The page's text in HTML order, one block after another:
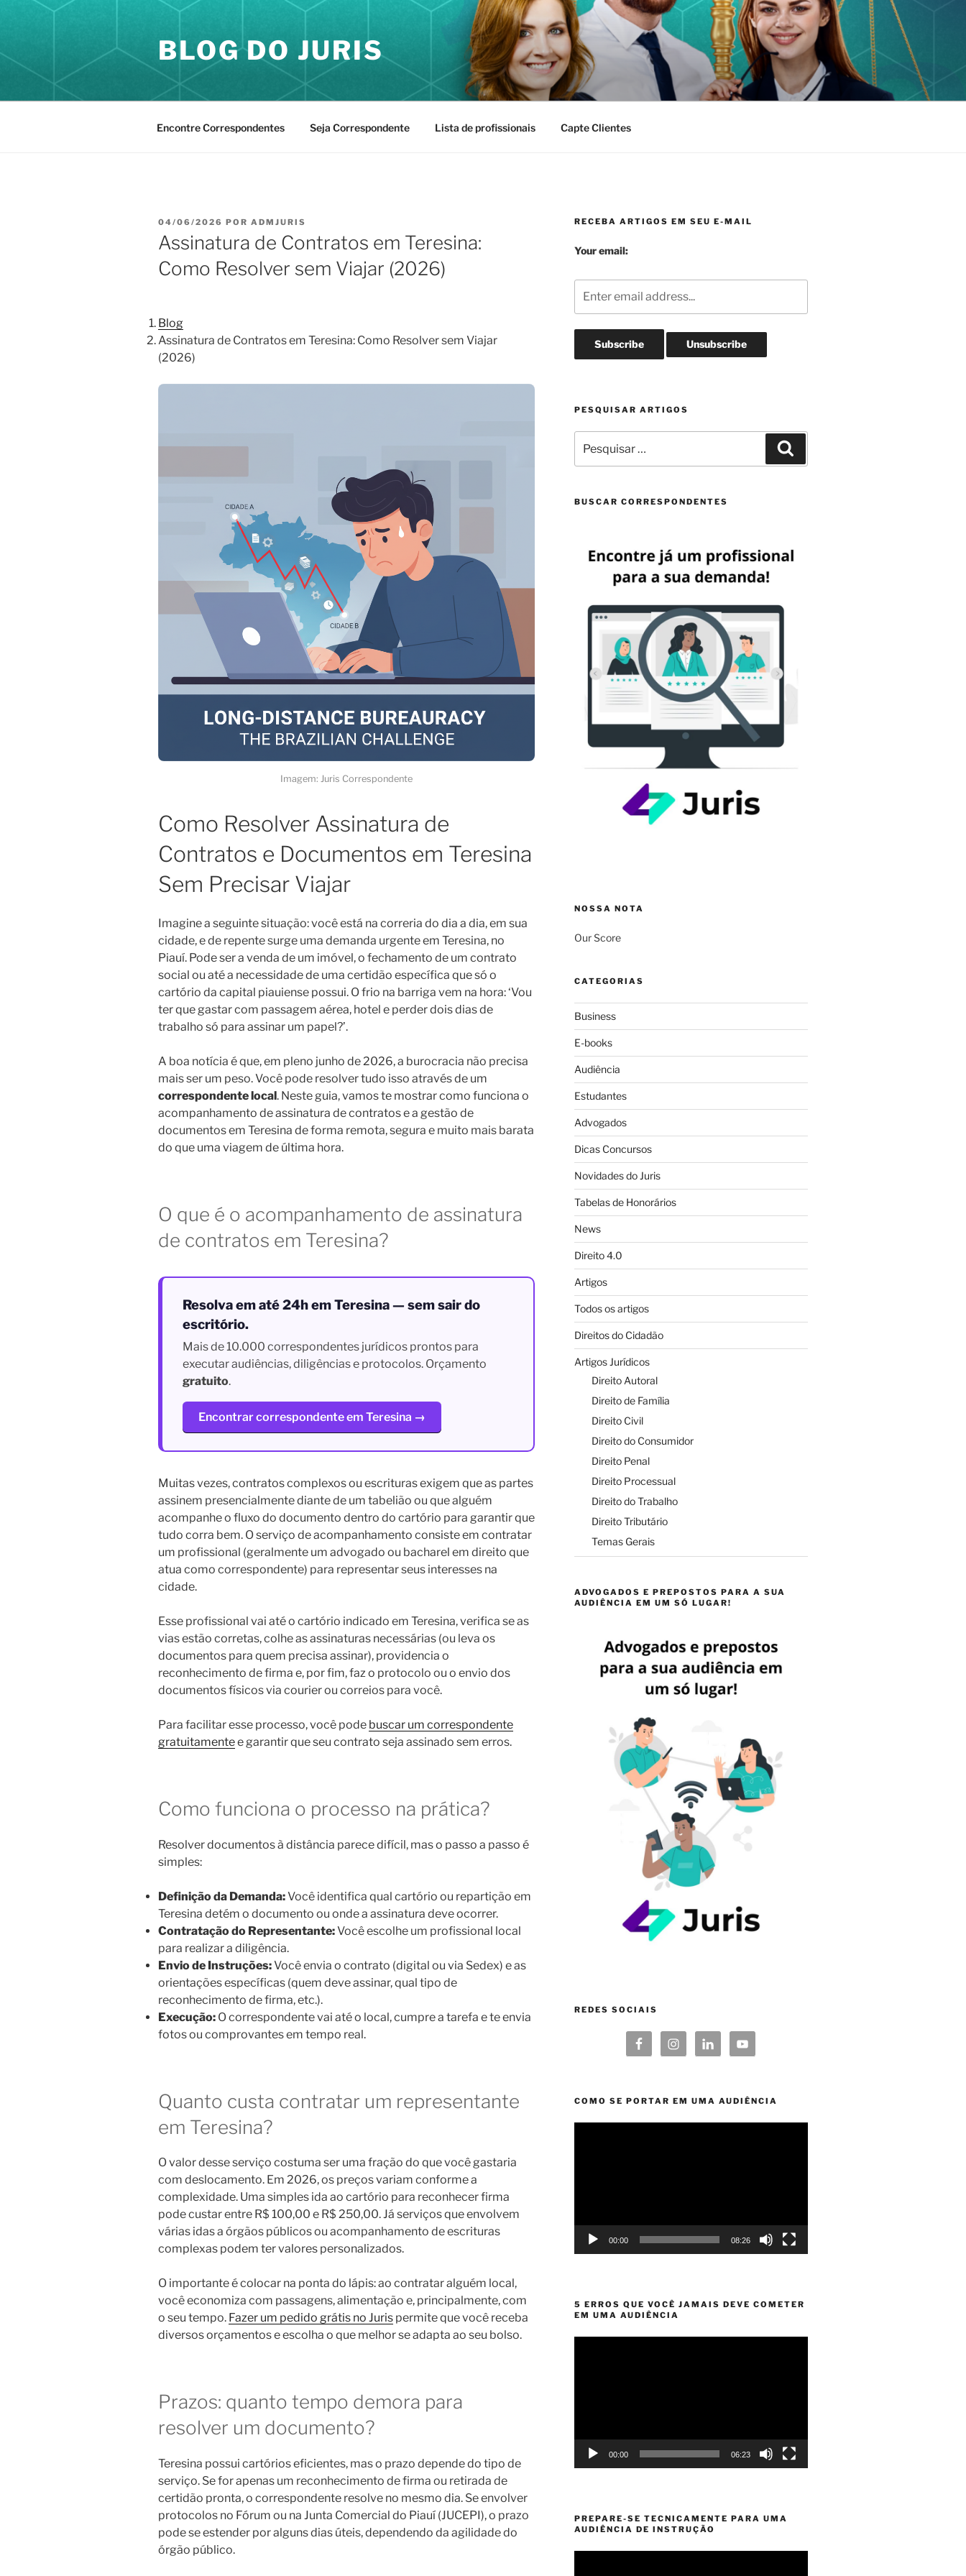
conteúdo
BLOG DO JURIS
Encontre Correspondentes Seja Correspondente Lista de profissionais Capte Clientes
PUBLICADO
EM
04/06/2026 POR ADMJURIS
Assinatura de Contratos em Teresina:
Como Resolver sem Viajar (2026)
Blog
Assinatura de Contratos em Teresina: Como Resolver sem Viajar
(2026)
Imagem: Juris Correspondente
Como Resolver Assinatura de
Contratos e Documentos em Teresina
Sem Precisar Viajar
Imagine a seguinte situação: você está na correria do dia a dia, em sua
cidade, e de repente surge uma demanda urgente em Teresina, no
Piauí. Pode ser a venda de um imóvel, o fechamento de um contrato
social ou até a necessidade de uma certidão específica que só o
cartório da capital piauiense possui. O frio na barriga vem na hora: ‘Vou
ter que gastar com passagem aérea, hotel e perder dois dias de
trabalho só para assinar um papel?’.
A boa notícia é que, em pleno junho de 2026, a burocracia não precisa
mais ser um peso. Você pode resolver tudo isso através de um
correspondente local. Neste guia, vamos te mostrar como funciona o
acompanhamento de assinatura de contratos e a gestão de
documentos em Teresina de forma remota, segura e muito mais barata
do que uma viagem de última hora.
O que é o acompanhamento de assinatura
de contratos em Teresina?
Resolva em até 24h em Teresina — sem sair do
escritório.
Mais de 10.000 correspondentes jurídicos prontos para
executar audiências, diligências e protocolos. Orçamento
gratuito.
Encontrar correspondente em Teresina →
Muitas vezes, contratos complexos ou escrituras exigem que as partes
assinem presencialmente diante de um tabelião ou que alguém
acompanhe o fluxo do documento dentro do cartório para garantir que
tudo corra bem. O serviço de acompanhamento consiste em contratar
um profissional (geralmente um advogado ou bacharel em direito que
atua como correspondente) para representar seus interesses na
cidade.
Esse profissional vai até o cartório indicado em Teresina, verifica se as
vias estão corretas, colhe as assinaturas necessárias (ou leva os
documentos para quem precisa assinar), providencia o
reconhecimento de firma e, por fim, faz o protocolo ou o envio dos
documentos físicos via courier ou correios para você.
Para facilitar esse processo, você pode buscar um correspondente
gratuitamentee garantir que seu contrato seja assinado sem erros.
Como funciona o processo na prática?
Resolver documentos à distância parece difícil, mas o passo a passo é
simples:
Definição da Demanda:Você identifica qual cartório ou repartição em
Teresina detém o documento ou onde a assinatura deve ocorrer.
Contratação do Representante:Você escolhe um profissional local
para realizar a diligência.
Envio de Instruções:Você envia o contrato (digital ou via Sedex) e as
orientações específicas (quem deve assinar, qual tipo de
reconhecimento de firma, etc.).
Execução: O correspondente vai até o local, cumpre a tarefa e te envia
fotos ou comprovantes em tempo real.
Quanto custa contratar um representante
em Teresina?
O valor desse serviço costuma ser uma fração do que você gastaria
com deslocamento. Em 2026, os preços variam conforme a
complexidade. Uma simples ida ao cartório para reconhecer firma
pode custar entre R$ 100,00 e R$ 250,00. Já serviços que envolvem
várias idas a órgãos públicos ou acompanhamento de escrituras
complexas podem ter valores personalizados.
O importante é colocar na ponta do lápis: ao contratar alguém local,
você economiza com passagens, alimentação e, principalmente, com
o seu tempo. Fazer um pedido grátis no Juris permite que você receba
diversos orçamentos e escolha o que melhor se adapta ao seu bolso.
Prazos: quanto tempo demora para
resolver um documento?
Teresina possui cartórios eficientes, mas o prazo depende do tipo de
serviço. Se for apenas um reconhecimento de firma ou retirada de
certidão pronta, o correspondente resolve no mesmo dia. Se envolver
protocolos no Fórum ou na Junta Comercial do Piauí (JUCEPI), o prazo
pode se estender por alguns dias úteis, dependendo da agilidade do
órgão público.
RECEBA ARTIGOS EM SEU E-MAIL
Your email:
PESQUISAR ARTIGOS
por:
BUSCAR CORRESPONDENTES
NOSSA NOTA
Our Score
CATEGORIAS
Business
E-books
Audiência
Estudantes
Advogados
Dicas Concursos
Novidades do Juris
Tabelas de Honorários
News
Direito 4.0
Artigos
Todos os artigos
Direitos do Cidadão
Artigos Jurídicos
Direito Autoral
Direito de Família
Direito Civil
Direito do Consumidor
Direito Penal
Direito Processual
Direito do Trabalho
Direito Tributário
Temas Gerais
ADVOGADOS E PREPOSTOS PARA A SUA
AUDIÊNCIA EM UM SÓ LUGAR!
REDES SOCIAIS
COMO SE PORTAR EM UMA AUDIÊNCIA
00:00 08:26
5 ERROS QUE VOCÊ JAMAIS DEVE COMETER
EM UMA AUDIÊNCIA
00:00 06:23
PREPARE-SE TECNICAMENTE PARA UMA
AUDIÊNCIA DE INSTRUÇÃO